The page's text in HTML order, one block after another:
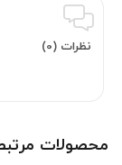
نظرات (0)
محصولات